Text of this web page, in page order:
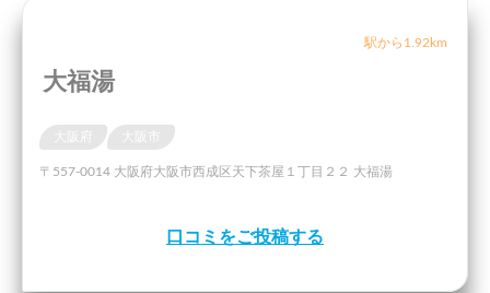
駅から1.92km
大福湯
〒557-0014 大阪府大阪市西成区天下茶屋１丁目２２ 大福湯
口コミをご投稿する